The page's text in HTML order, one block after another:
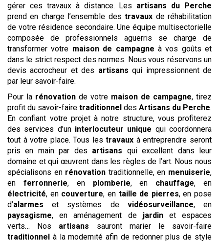
gérer ces travaux à distance. Les artisans du Perche
prend en charge l’ensemble destravaux de réhabilitation
de votre résidence secondaire. Une équipe multisectorielle
composée de professionnels aguerris se charge de
transformer votre maison de campagne à vos goûts et
dans le strict respect des normes. Nous vous réservons un
devis accrocheur et des artisans qui impressionnent de
par leur savoir-faire.
Pour la rénovation de votre maison de campagne, tirez
profit du savoir-faire traditionnel des Artisans du Perche.
En confiant votre projet à notre structure, vous profiterez
des services d’un interlocuteur unique qui coordonnera
tout à votre place. Tous lestravaux à entreprendre seront
pris en main par des artisans qui excellent dans leur
domaine et qui œuvrent dans les règles de l’art. Nous nous
spécialisons en rénovation traditionnelle, en menuiserie,
en ferronnerie, en plomberie, en chauffage, en
électricité, en couverture, en taille de pierres, en pose
d’alarmes et systèmes de vidéosurveillance, en
paysagisme, en aménagement de jardinet espaces
verts… Nos artisans sauront marier le savoir-faire
traditionnel à la modernité afin de redonner plus de style